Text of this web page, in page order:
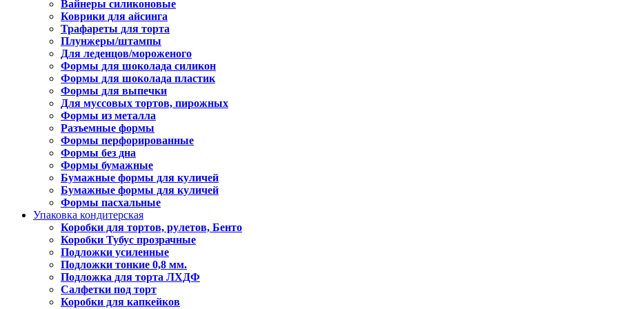
Вайнеры силиконовые
Коврики для айсинга
Трафареты для торта
Плунжеры/штампы
Для леденцов/мороженого
Формы для шоколада силикон
Формы для шоколада пластик
Формы для выпечки
Для муссовых тортов, пирожных
Формы из металла
Разъемные формы
Формы перфорированные
Формы без дна
Формы бумажные
Бумажные формы для куличей
Бумажные формы для куличей
Формы пасхальные
Упаковка кондитерская
Коробки для тортов, рулетов, Бенто
Коробки Тубус прозрачные
Подложки усиленные
Подложки тонкие 0,8 мм.
Подложка для торта ЛХДФ
Салфетки под торт
Коробки для капкейков